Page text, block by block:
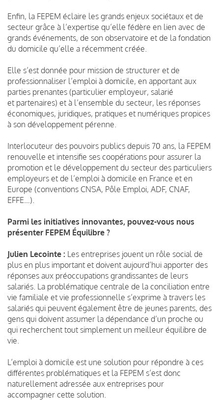
Enfin, la FEPEM éclaire les grands enjeux sociétaux et de
secteur grâce à l’expertise qu’elle fédère en lien avec de
grands événements, de son observatoire et de la fondation
du domicile qu’elle a récemment créée.
Elle s’est donnée pour mission de structurer et de
professionnaliser l’emploi à domicile, en apportant aux
parties prenantes (particulier employeur, salarié
et partenaires) et à l’ensemble du secteur, les réponses
économiques, juridiques, pratiques et numériques propices
à son développement pérenne.
Interlocuteur des pouvoirs publics depuis 70 ans, la FEPEM
renouvelle et intensifie ses coopérations pour assurer la
promotion et le développement du secteur des particuliers
employeurs et de l’emploi à domicile en France et en
Europe (conventions CNSA, Pôle Emploi, ADF, CNAF,
EFFE…).
Parmi les initiatives innovantes, pouvez-vous nous
présenter FEPEM Équilibre ?
Julien Lecointe : Les entreprises jouent un rôle social de
plus en plus important et doivent aujourd’hui apporter des
réponses aux préoccupations grandissantes de leurs
salariés. La problématique centrale de la conciliation entre
vie familiale et vie professionnelle s’exprime à travers les
salariés qui peuvent également être de jeunes parents, des
gens qui doivent assumer la dépendance d’un proche ou
qui recherchent tout simplement un meilleur équilibre de
vie.
L’emploi à domicile est une solution pour répondre à ces
différentes problématiques et la FEPEM s’est donc
naturellement adressée aux entreprises pour
accompagner cette solution.